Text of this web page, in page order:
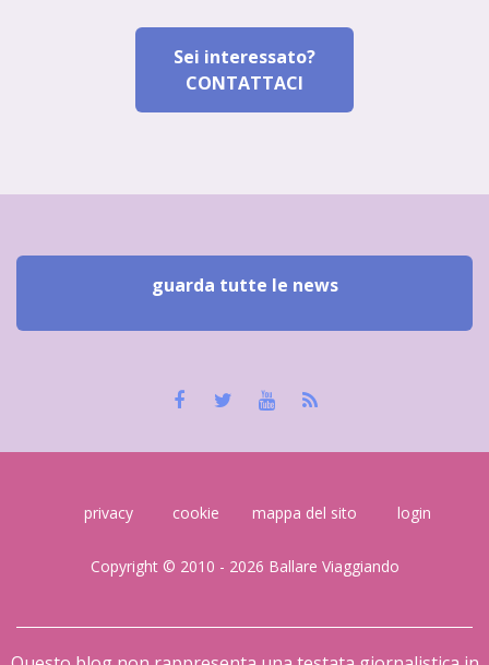
Sei interessato?
CONTATTACI
guarda tutte le news
privacy cookie mappa del sito login
Copyright © 2010 - 2026 Ballare Viaggiando